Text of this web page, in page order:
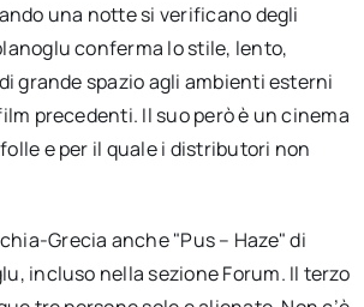
una notte si verificano degli
conferma lo stile, lento,
grande spazio agli ambienti esterni
precedenti. Il suo però è un cinema
e per il quale i distributori non
Grecia anche "Pus – Haze" di
incluso nella sezione Forum. Il terzo